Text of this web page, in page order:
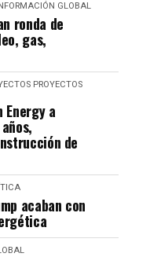
GLOBAL
ronda de
gas,
PROYECTOS
Energy a
de
acaban con